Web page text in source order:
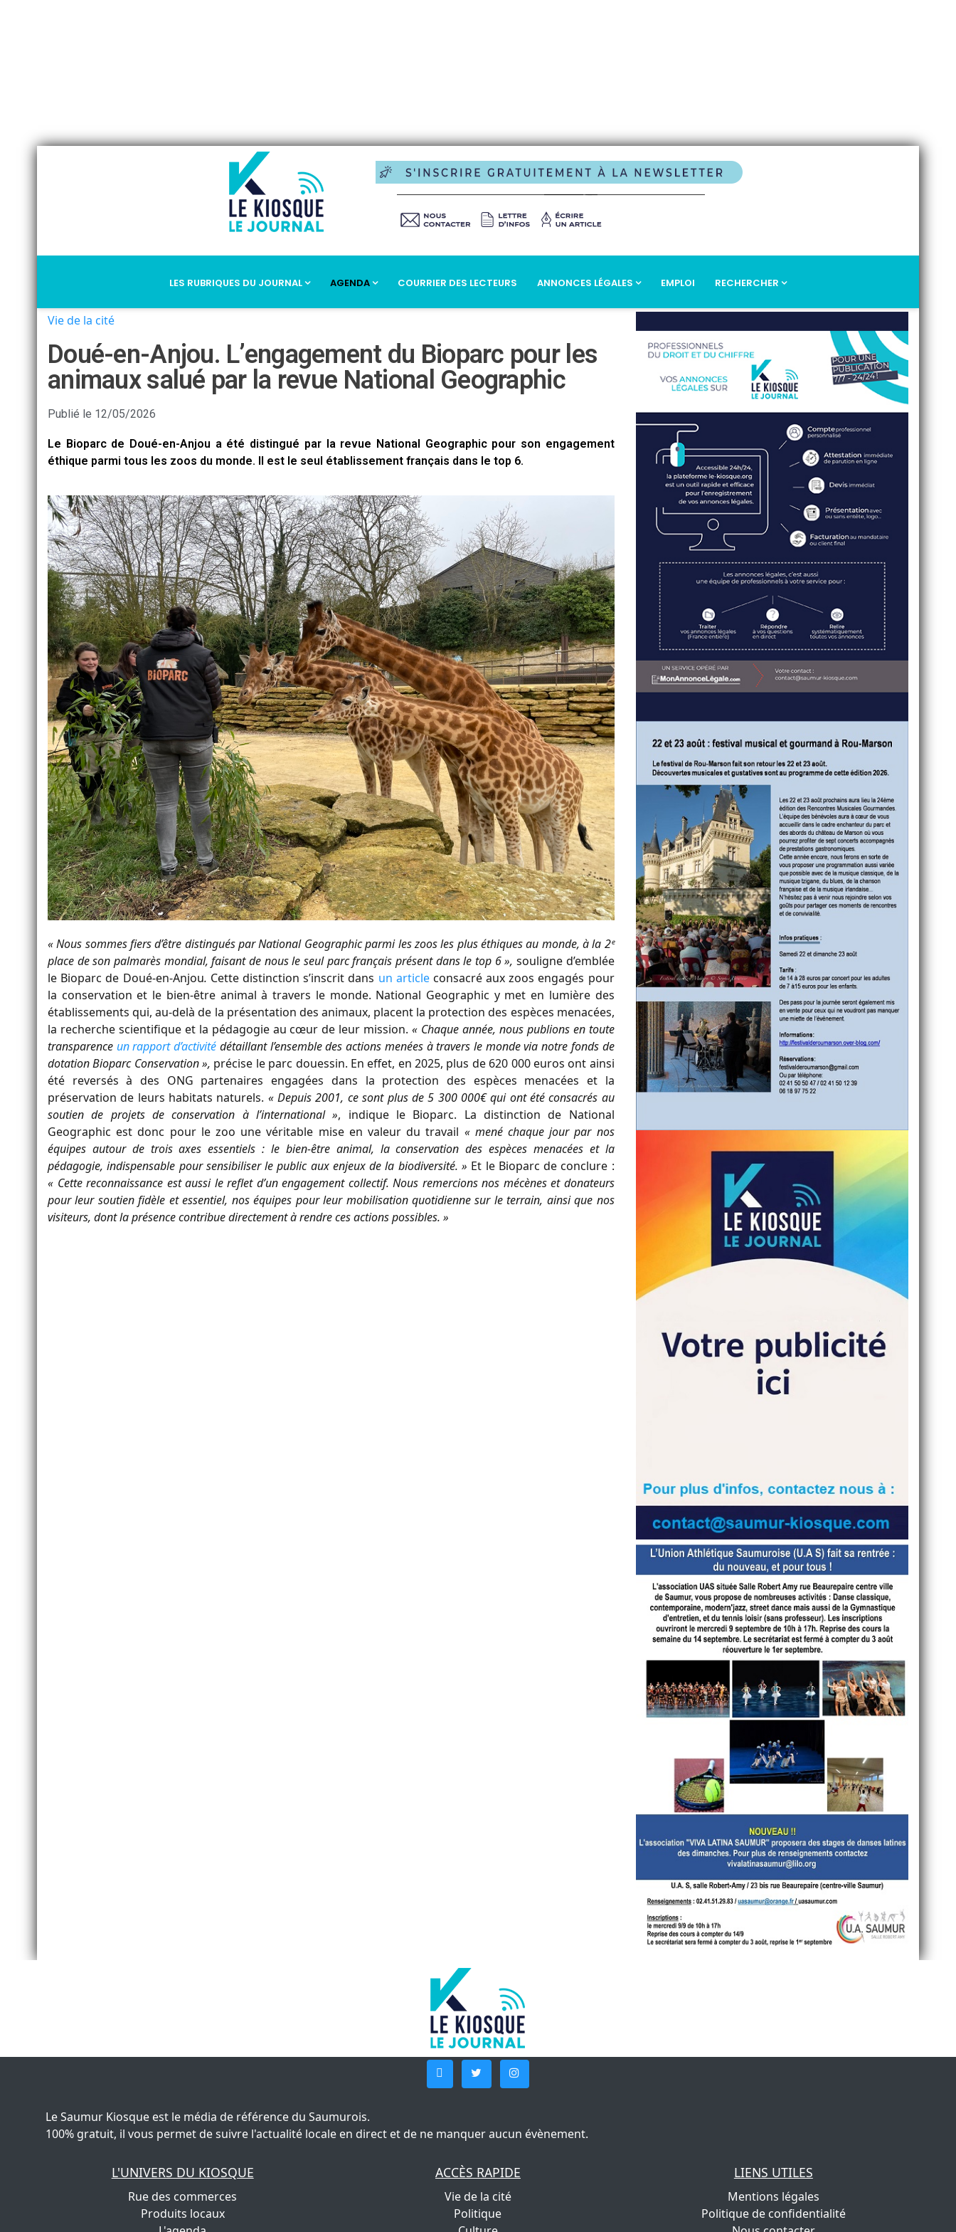
LES RUBRIQUES DU JOURNAL AGENDA COURRIER DES LECTEURS ANNONCES LÉGALES EMPLOI RECHERCHER
Vie de la cité
Doué-en-Anjou. L’engagement du Bioparc pour les
animaux salué par la revue National Geographic
Publié le 12/05/2026
Le Bioparc de Doué-en-Anjou a été distingué par la revue National Geographic pour son engagement
éthique parmi tous les zoos du monde. Il est le seul établissement français dans le top 6.
« Nous sommes fiers d’être distingués par National Geographic parmi les zoos les plus éthiques au monde, à la 2ᵉ
place de son palmarès mondial, faisant de nous le seul parc français présent dans le top 6 », souligne d’emblée
le Bioparc de Doué-en-Anjou. Cette distinction s’inscrit dans un articleconsacré aux zoos engagés pour
la conservation et le bien-être animal à travers le monde. National Geographic y met en lumière des
établissements qui, au-delà de la présentation des animaux, placent la protection des espèces menacées,
la recherche scientifique et la pédagogie au cœur de leur mission.« Chaque année, nous publions en toute
transparence un rapport d’activité détaillant l’ensemble des actions menées à travers le monde via notre fonds de
dotation Bioparc Conservation », précise le parc douessin. En effet, en 2025, plus de 620 000 euros ont ainsi
été reversés à des ONG partenaires engagées dans la protection des espèces menacées et la
préservation de leurs habitats naturels. « Depuis 2001, ce sont plus de 5 300 000€ qui ont été consacrés au
soutien de projets de conservation à l’international », indique le Bioparc. La distinction de National
Geographic est donc pour le zoo une véritable mise en valeur du travail « mené chaque jour par nos
équipes autour de trois axes essentiels : le bien-être animal, la conservation des espèces menacées et la
pédagogie, indispensable pour sensibiliser le public aux enjeux de la biodiversité. » Et le Bioparc de conclure :
« Cette reconnaissance est aussi le reflet d’un engagement collectif. Nous remercions nos mécènes et donateurs
pour leur soutien fidèle et essentiel, nos équipes pour leur mobilisation quotidienne sur le terrain, ainsi que nos
visiteurs, dont la présence contribue directement à rendre ces actions possibles. »
Le Saumur Kiosque est le média de référence du Saumurois.
100% gratuit, il vous permet de suivre l'actualité locale en direct et de ne manquer aucun évènement.
L'UNIVERS DU KIOSQUE
Rue des commerces
Produits locaux
ACCÈS RAPIDE
Vie de la cité
Politique
LIENS UTILES
Mentions légales
Politique de confidentialité